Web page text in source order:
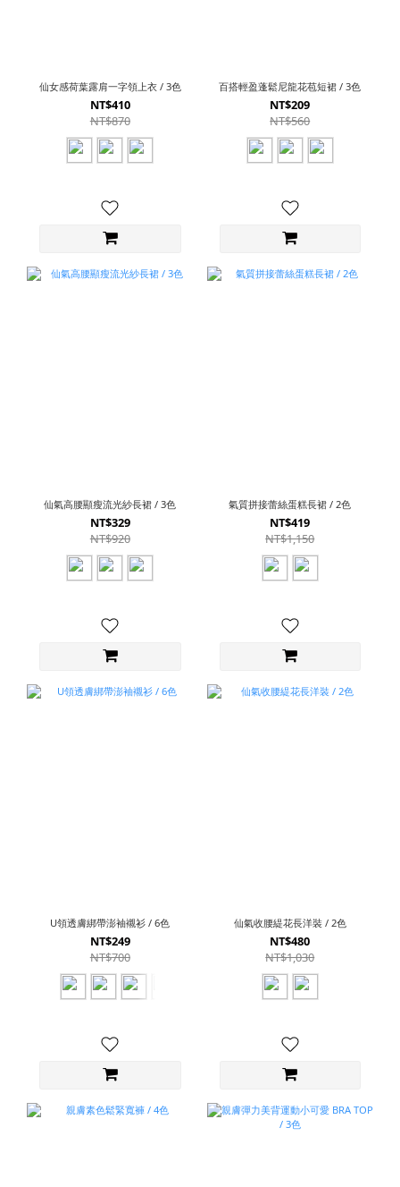
仙女感荷葉露肩一字領上衣 / 3色
NT$410
NT$870
百搭輕盈蓬鬆尼龍花苞短裙 / 3色
NT$209
NT$560
仙氣高腰顯瘦流光紗長裙 / 3色
NT$329
NT$920
氣質拼接蕾絲蛋糕長裙 / 2色
NT$419
NT$1,150
U領透膚綁帶澎袖襯衫 / 6色
NT$249
NT$700
仙氣收腰緹花長洋裝 / 2色
NT$480
NT$1,030